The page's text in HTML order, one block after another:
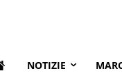
NOTIZIE